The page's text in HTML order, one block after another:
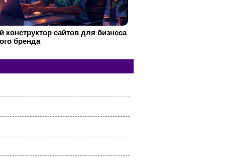
конструктор сайтов для бизнеса
бренда